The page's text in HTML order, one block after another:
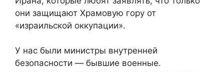
они защищают Храмовую гору от
«израильской оккупации».
У нас были министры внутренней
безопасности — бывшие военные.